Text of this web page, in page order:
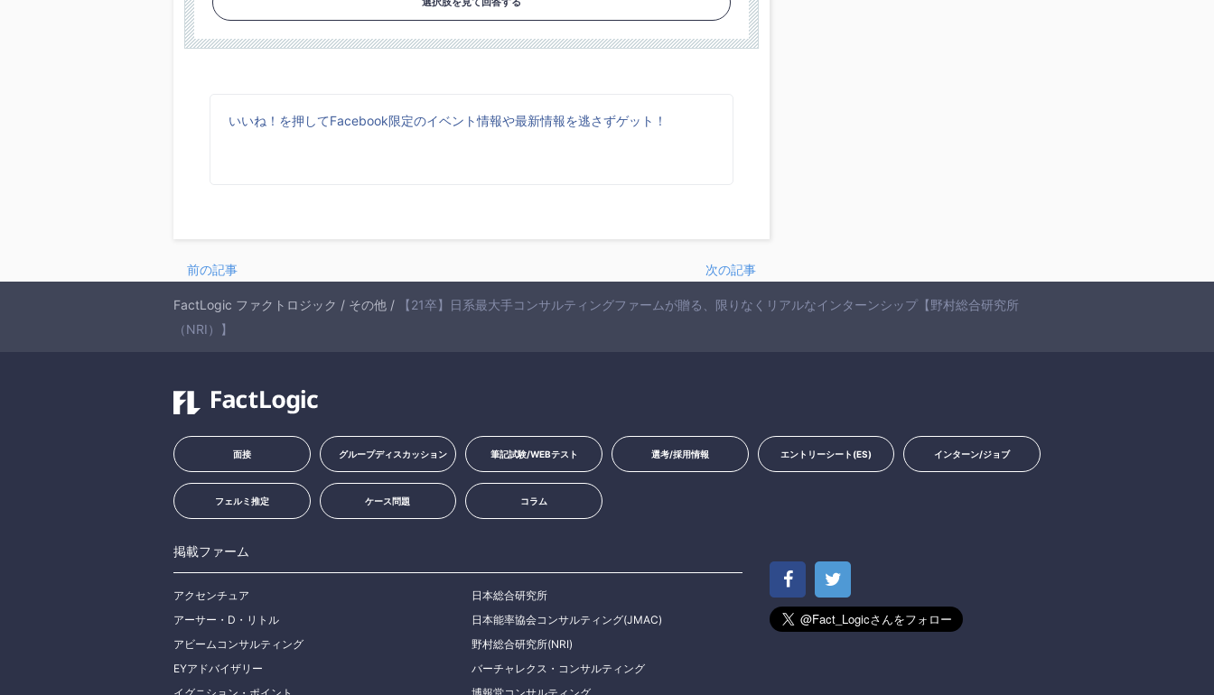
いいね！を押してFacebook限定のイベント情報や最新情報を逃さずゲット！
前の記事 次の記事
FactLogic ファクトロジック / その他 /
【21卒】日系最大手コンサルティングファームが贈る、限りなくリアルなインターンシップ【野村総合研究所
（NRI）】
面接 グループディスカッション 筆記試験/WEBテスト 選考/採用情報 エントリーシート(ES) インターン/ジョブ
フェルミ推定 ケース問題 コラム
掲載ファーム
アクセンチュア
アーサー・D・リトル
アビームコンサルティング
EYアドバイザリー
日本総合研究所
日本能率協会コンサルティング(JMAC)
野村総合研究所(NRI)
バーチャレクス・コンサルティング